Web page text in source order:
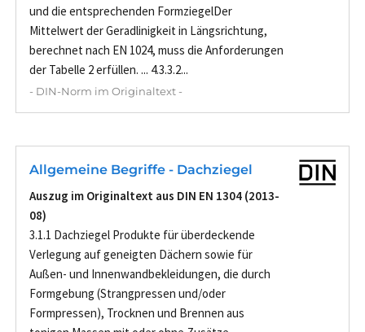
und die entsprechenden FormziegelDer
Mittelwert der Geradlinigkeit in Längsrichtung,
berechnet nach EN 1024, muss die Anforderungen
der Tabelle 2 erfüllen. ... 4.3.3.2...
- DIN-Norm im Originaltext -
Allgemeine Begriffe - Dachziegel
Auszug im Originaltext aus DIN EN 1304 (2013-
08)
3.1.1 Dachziegel Produkte für überdeckende
Verlegung auf geneigten Dächern sowie für
Außen- und Innenwandbekleidungen, die durch
Formgebung (Strangpressen und/oder
Formpressen), Trocknen und Brennen aus